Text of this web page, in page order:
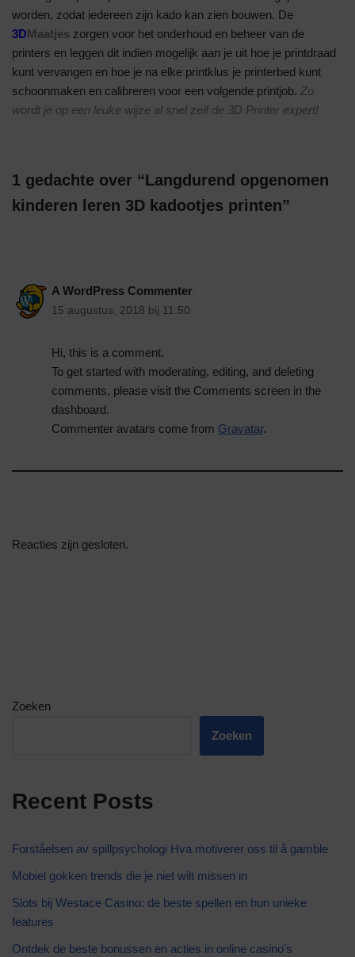
worden, zodat iedereen zijn kado kan zien bouwen. De
3DMaatjes zorgen voor het onderhoud en beheer van de
printers en leggen dit indien mogelijk aan je uit hoe je printdraad
kunt vervangen en hoe je na elke printklus je printerbed kunt
schoonmaken en calibreren voor een volgende printjob. Zo
wordt je op een leuke wijze al snel zelf de 3D Printer expert!
1 gedachte over “Langdurend opgenomen
kinderen leren 3D kadootjes printen”
A WordPress Commenter
15 augustus, 2018 bij 11:50
Hi, this is a comment.
To get started with moderating, editing, and deleting
comments, please visit the Comments screen in the
dashboard.
Commenter avatars come from Gravatar.
Reacties zijn gesloten.
Zoeken
Zoeken
Recent Posts
Forståelsen av spillpsychologi Hva motiverer oss til å gamble
Mobiel gokken trends die je niet wilt missen in
Slots bij Westace Casino: de beste spellen en hun unieke
features
Ontdek de beste bonussen en acties in online casino's